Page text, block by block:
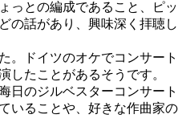
っとの編成であること、ピッ
の話があり、興味深く拝聴し
。ドイツのオケでコンサート
したことがあるそうです。
日のジルベスターコンサート
いることや、好きな作曲家の